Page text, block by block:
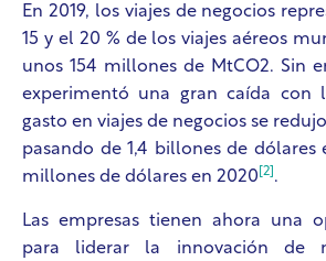
En 2019, los viajes de negocios
15 y el 20 % de los viajes aéreos
unos 154 millones de MtCO2. Sin
experimentó una gran caída con
gasto en viajes de negocios se
pasando de 1,4 billones de dólares
millones de dólares en 2020 [2] .
Las empresas tienen ahora una
para liderar la innovación de